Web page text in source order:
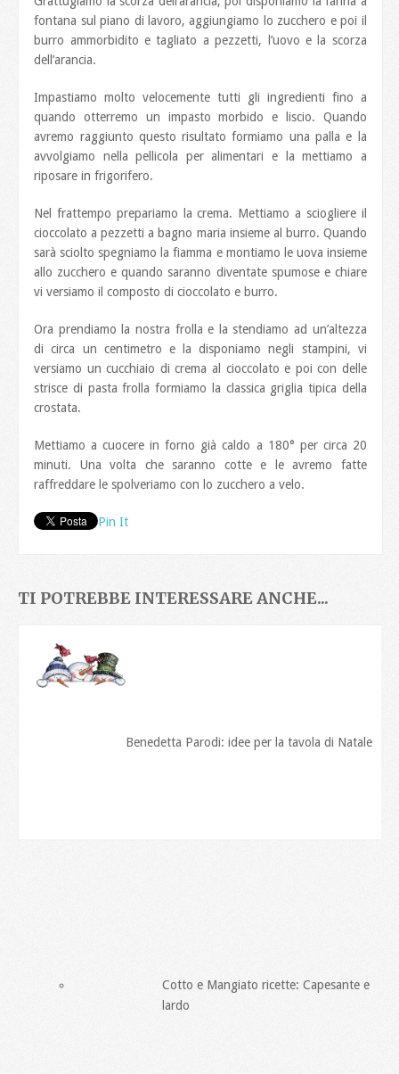
fontana sul piano di lavoro, aggiungiamo lo zucchero e poi il
burro ammorbidito e tagliato a pezzetti, l’uovo e la scorza
dell’arancia.
Impastiamo molto velocemente tutti gli ingredienti fino a
quando otterremo un impasto morbido e liscio. Quando
avremo raggiunto questo risultato formiamo una palla e la
avvolgiamo nella pellicola per alimentari e la mettiamo a
riposare in frigorifero.
Nel frattempo prepariamo la crema. Mettiamo a sciogliere il
cioccolato a pezzetti a bagno maria insieme al burro. Quando
sarà sciolto spegniamo la fiamma e montiamo le uova insieme
allo zucchero e quando saranno diventate spumose e chiare
vi versiamo il composto di cioccolato e burro.
Ora prendiamo la nostra frolla e la stendiamo ad un’altezza
di circa un centimetro e la disponiamo negli stampini, vi
versiamo un cucchiaio di crema al cioccolato e poi con delle
strisce di pasta frolla formiamo la classica griglia tipica della
crostata.
Mettiamo a cuocere in forno già caldo a 180° per circa 20
minuti. Una volta che saranno cotte e le avremo fatte
raffreddare le spolveriamo con lo zucchero a velo.
Pin It
TI POTREBBE INTERESSARE ANCHE...
Benedetta Parodi: idee per la tavola di Natale
Cotto e Mangiato ricette: Capesante e
lardo